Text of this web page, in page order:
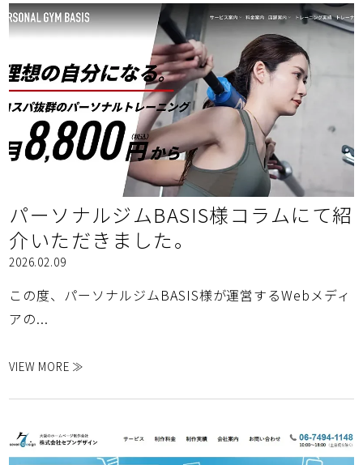
パーソナルジムBASIS様コラムにて紹
介いただきました。
2026.02.09
この度、パーソナルジムBASIS様が運営するWebメディ
アの...
VIEW MORE ≫